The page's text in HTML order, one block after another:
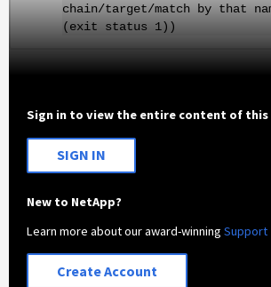
chain/target/match by that
(exit status 1))
Sign in to view the entire content of this
SIGN IN
New to NetApp?
Learn more about our award-winningSupport
Create Account